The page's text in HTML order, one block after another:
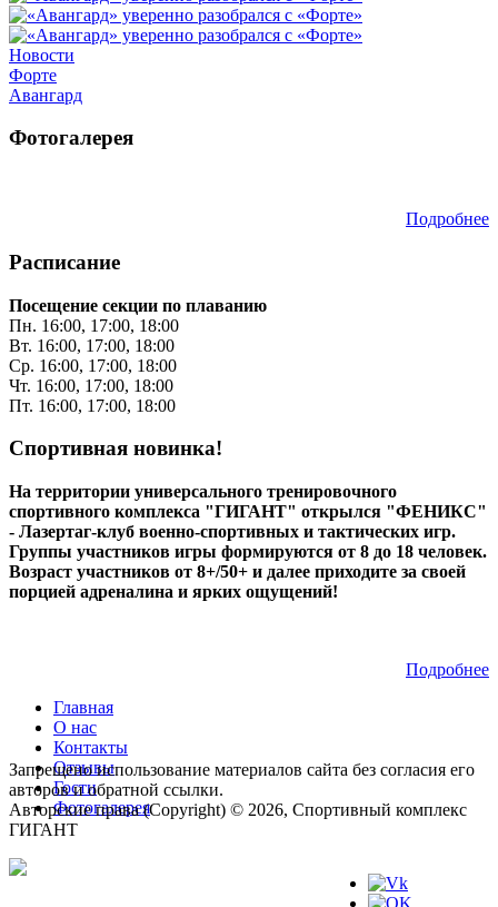
Новости
Форте
Авангард
Фотогалерея
Подробнее
Расписание
Посещение секции по плаванию
Пн. 16:00, 17:00, 18:00
Вт. 16:00, 17:00, 18:00
Ср. 16:00, 17:00, 18:00
Чт. 16:00, 17:00, 18:00
Пт. 16:00, 17:00, 18:00
Спортивная новинка!
На территории универсального тренировочного
спортивного комплекса "ГИГАНТ" открылся "ФЕНИКС"
- Лазертаг-клуб военно-спортивных и тактических игр.
Группы участников игры формируются от 8 до 18 человек.
Возраст участников от 8+/50+ и далее приходите за своей
порцией адреналина и ярких ощущений!
Подробнее
Главная
О нас
Контакты
Отзывы
Гости
Фотогалерея
Запрещено использование материалов сайта без согласия его
авторов и обратной ссылки.
Авторские права (Copyright) © 2026, Спортивный комплекс
ГИГАНТ